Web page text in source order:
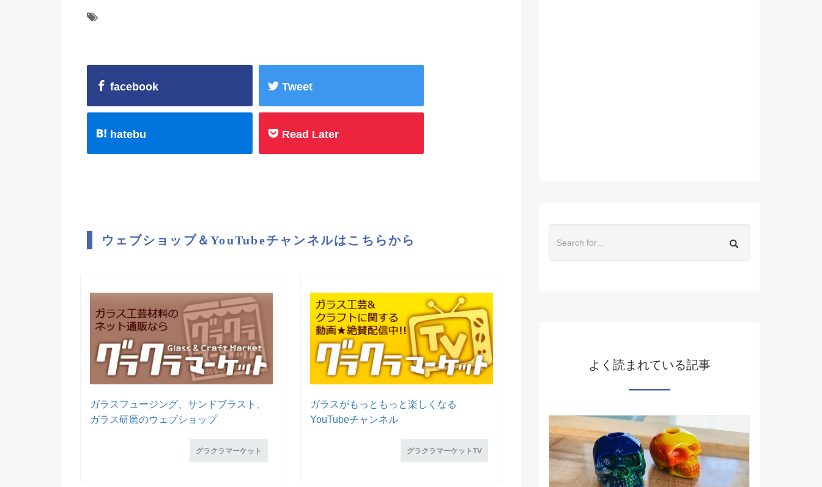
facebook Tweet
hatebu Read Later
ウェブショップ＆YouTubeチャンネルはこちらから
ガラスフュージング、サンドブラスト、
ガラス研磨のウェブショップ
グラクラマーケット
ガラスがもっともっと楽しくなる
YouTubeチャンネル
グラクラマーケットTV
よく読まれている記事